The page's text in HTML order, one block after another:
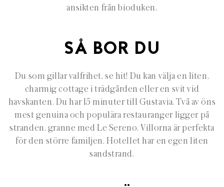
ansikten från bioduken.
SÅ BOR DU
Du som gillar valfrihet, se hit! Du kan välja en liten,
charmig cottage i trädgården eller en svit vid
havskanten. Du har 15 minuter till Gustavia. Två av öns
mest genuina och populära restauranger ligger på
stranden, granne med Le Sereno. Villorna är perfekta
för den större familjen. Hotellet har en egen liten
sandstrand.